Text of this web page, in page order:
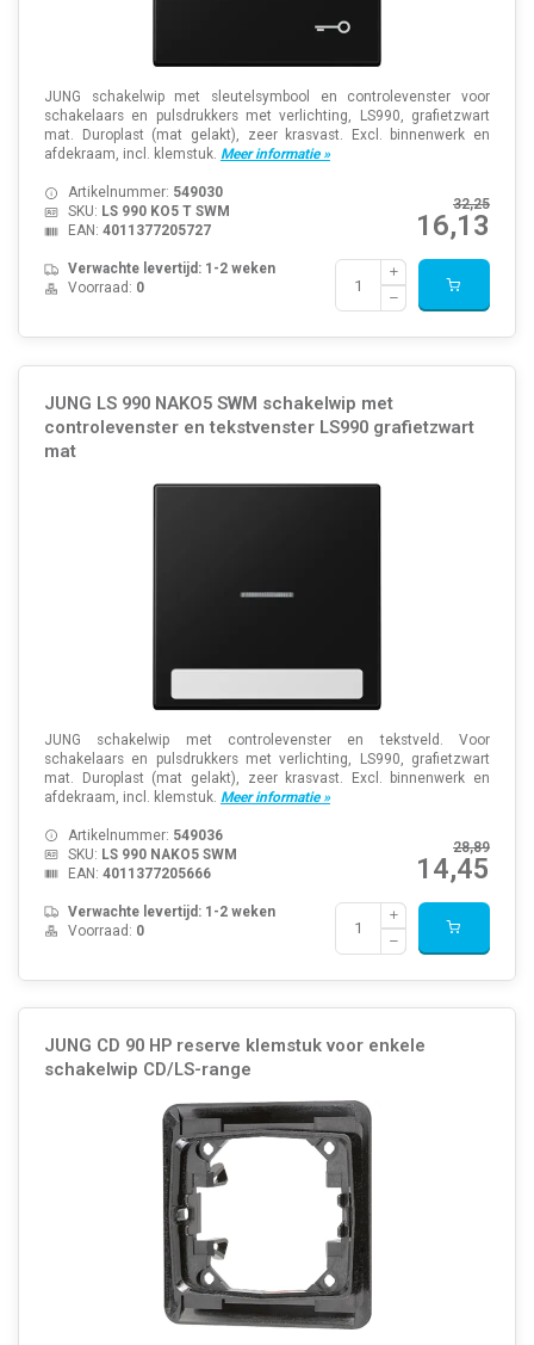
JUNG schakelwip met sleutelsymbool en controlevenster voor
schakelaars en pulsdrukkers met verlichting, LS990, grafietzwart
mat. Duroplast (mat gelakt), zeer krasvast. Excl. binnenwerk en
afdekraam, incl. klemstuk. Meer informatie »
32,25
16,13
Artikelnummer: 549030
SKU: LS 990 KO5 T SWM
EAN: 4011377205727
Verwachte levertijd: 1-2 weken
Voorraad: 0
JUNG LS 990 NAKO5 SWM schakelwip met
controlevenster en tekstvenster LS990 grafietzwart
mat
JUNG schakelwip met controlevenster en tekstveld. Voor
schakelaars en pulsdrukkers met verlichting, LS990, grafietzwart
mat. Duroplast (mat gelakt), zeer krasvast. Excl. binnenwerk en
afdekraam, incl. klemstuk. Meer informatie »
28,89
14,45
Artikelnummer: 549036
SKU: LS 990 NAKO5 SWM
EAN: 4011377205666
Verwachte levertijd: 1-2 weken
Voorraad: 0
JUNG CD 90 HP reserve klemstuk voor enkele
schakelwip CD/LS-range